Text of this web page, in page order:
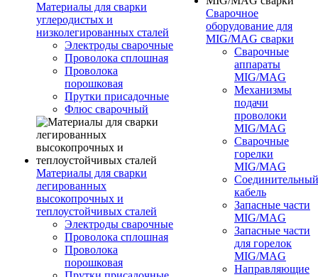
Материалы для сварки
углеродистых и
низколегированных сталей
Электроды сварочные
Проволока сплошная
Проволока
порошковая
Прутки присадочные
Флюс сварочный
Материалы для сварки
легированных
высокопрочных и
теплоустойчивых сталей
Электроды сварочные
Проволока сплошная
Проволока
порошковая
Сварочное
оборудование для
MIG/MAG сварки
Сварочные
аппараты
MIG/MAG
Механизмы
подачи
проволоки
MIG/MAG
Сварочные
горелки
MIG/MAG
Соединительный
кабель
Запасные части
MIG/MAG
Запасные части
для горелок
MIG/MAG
Направляющие